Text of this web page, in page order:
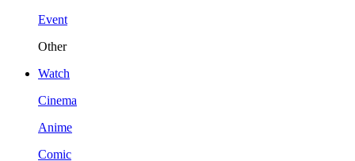
Event
Other
Watch
Cinema
Anime
Comic